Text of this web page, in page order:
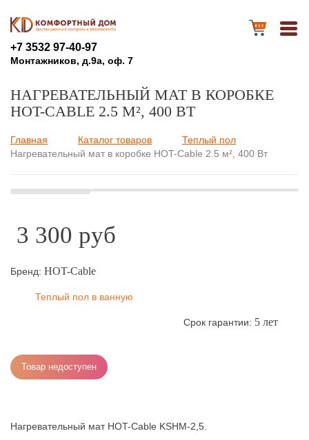
+7 3532 97-40-97
Монтажников, д.9а, оф. 7
НАГРЕВАТЕЛЬНЫЙ МАТ В КОРОБКЕ
HOT-CABLE 2.5 М², 400 ВТ
Вы здесь
Главная Каталог товаров
Теплый пол
Нагревательный мат в коробке HOT-Cable 2.5 м², 400 Вт
3 300 руб
Бренд: HOT-Cable
Теплый пол в ванную
Срок гарантии: 5 лет
Товар недоступен
Нагревательный мат HOT-Cable KSHM-2,5.